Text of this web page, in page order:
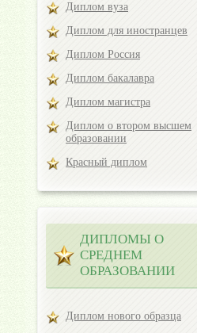
Диплом вуза
Диплом для иностранцев
Диплом Россия
Диплом бакалавра
Диплом магистра
Диплом о втором высшем
образовании
Красный диплом
ДИПЛОМЫ О
СРЕДНЕМ
ОБРАЗОВАНИИ
Диплом нового образца